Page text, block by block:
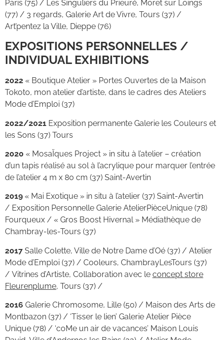
Paris (75) / Les Singuliers du Prieuré, Moret sur Loings
(77) / 3 regards, Galerie Art de Vivre, Tours (37) /
Art’pentez la Ville, Dieppe (76)
EXPOSITIONS PERSONNELLES /
INDIVIDUAL EXHIBITIONS
2022 « Boutique Atelier » Portes Ouvertes de la Maison
Tokoto, mon atelier d’artiste, dans le cadres des Ateliers
Mode d’Emploi (37)
2022/2021 Exposition permanente Galerie les Couleurs et
les Sons (37) Tours
2020 « MosaÏques Project » in situ à l’atelier – création
d’un tapis réalisé au sol à l’acrylique pour marquer l’entrée
de l’atelier 4 m x 80 cm (37) Saint-Avertin
2019 « Mai Exotique » in situ à l’atelier (37) Saint-Avertin
/ Exposition Personnelle Galerie AtelierPièceUnique (78)
Fourqueux / « Gros Boost Hivernal » Médiathèque de
Chambray-les-Tours (37)
2017 Salle Colette, Ville de Notre Dame d’Oé (37) / Atelier
Mode d’Emploi (37) / Cooleurs, ChambrayLesTours (37)
/ Vitrines d’Artiste, Collaboration avec le concept store
Fleurenplume, Tours (37) /
2016 Galerie Chromosome, Lille (50) / Maison des Arts de
Montbazon (37) / ‘Tisser le lien’ Galerie Atelier Pièce
Unique (78) / ‘coMe un air de vacances’ Maison Louis